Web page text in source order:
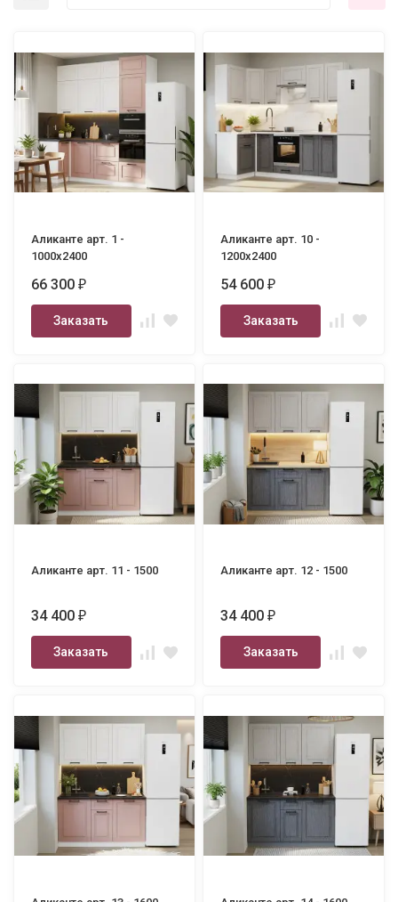
Аликанте арт. 1 -
1000х2400
66 300₽
Заказать
Аликанте арт. 10 -
1200х2400
54 600₽
Заказать
Аликанте арт. 11 - 1500
34 400₽
Заказать
Аликанте арт. 12 - 1500
34 400₽
Заказать